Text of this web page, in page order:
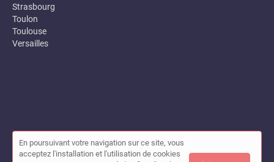
Strasbourg
Toulon
Toulouse
Versailles
© Annuaire des entreprises locales (Garance) 2026 |
Mon compte|Contact
En poursuivant votre navigation sur ce site, vous
acceptez l'installation et l'utilisation de cookies